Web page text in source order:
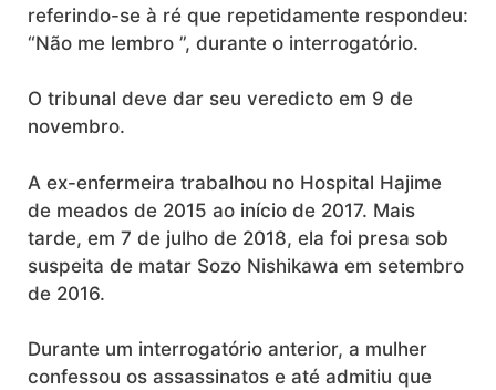
referindo-se à ré que repetidamente respondeu:
“Não me lembro ”, durante o interrogatório.
O tribunal deve dar seu veredicto em 9 de
novembro.
A ex-enfermeira trabalhou no Hospital Hajime
de meados de 2015 ao início de 2017. Mais
tarde, em 7 de julho de 2018, ela foi presa sob
suspeita de matar Sozo Nishikawa em setembro
de 2016.
Durante um interrogatório anterior, a mulher
confessou os assassinatos e até admitiu que